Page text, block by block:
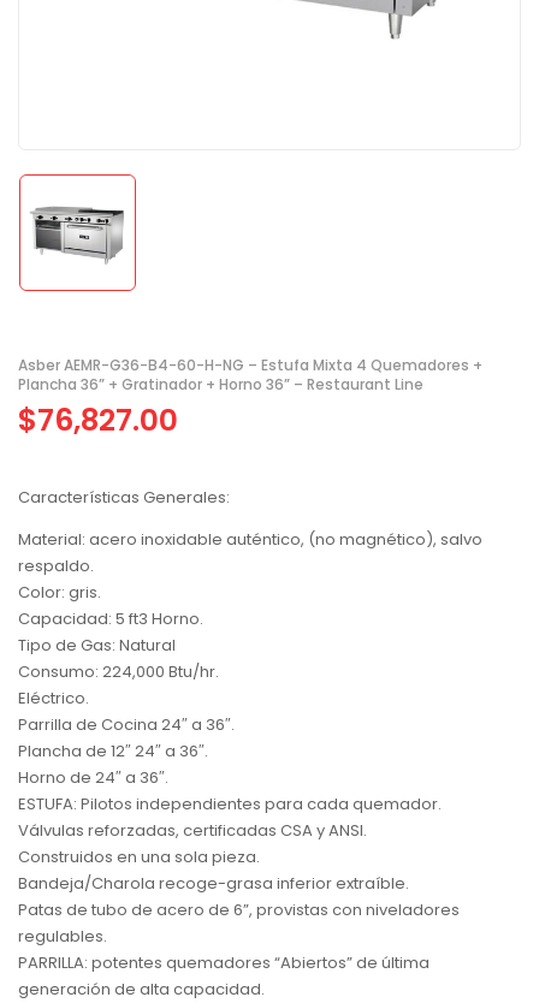
Asber AEMR-G36-B4-60-H-NG – Estufa Mixta 4 Quemadores +
Plancha 36” + Gratinador + Horno 36” – Restaurant Line
$76,827.00
Características Generales:
Material: acero inoxidable auténtico, (no magnético), salvo
respaldo.
Color: gris.
Capacidad: 5 ft3 Horno.
Tipo de Gas: Natural
Consumo: 224,000 Btu/hr.
Eléctrico.
Parrilla de Cocina 24″ a 36″.
Plancha de 12″ 24″ a 36″.
Horno de 24″ a 36″.
ESTUFA: Pilotos independientes para cada quemador.
Válvulas reforzadas, certificadas CSA y ANSI.
Construidos en una sola pieza.
Bandeja/Charola recoge-grasa inferior extraíble.
Patas de tubo de acero de 6”, provistas con niveladores
regulables.
PARRILLA: potentes quemadores “Abiertos” de última
generación de alta capacidad.